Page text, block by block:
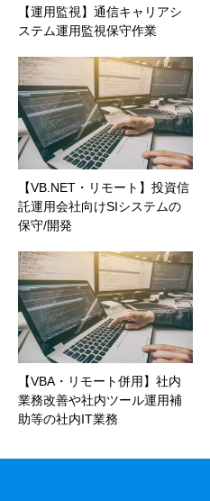
【運用監視】通信キャリアシ
ステム運用監視保守作業
【VB.NET・リモート】投資信
託運用会社向けSIシステムの
保守/開発
【VBA・リモート併用】社内
業務改善や社内ツール運用補
助等の社内IT業務